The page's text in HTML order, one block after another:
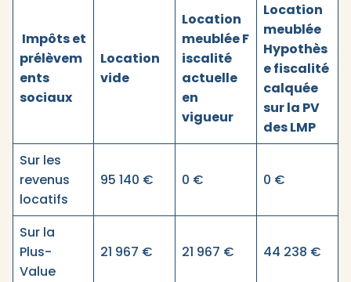
Impôts et
prélèvem
ents
sociaux
Location
vide
Location
meubléeF
iscalité
actuelle
en
vigueur
Location
meublée
Hypothès
e fiscalité
calquée
sur la PV
des LMP
Sur les
revenus
locatifs
95 140 € 0 € 0 €
Sur la
Plus-
Value
21 967 € 21 967 € 44 238 €